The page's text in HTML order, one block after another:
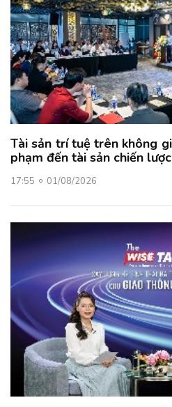
Tài sản trí tuệ trên không
phạm đến tài sản chiến
17:55 01/08/2026